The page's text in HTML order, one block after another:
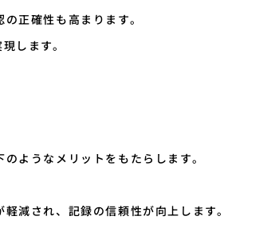
正確性も高まります。
します。
ようなメリットをもたらします。
減され、記録の信頼性が向上します。